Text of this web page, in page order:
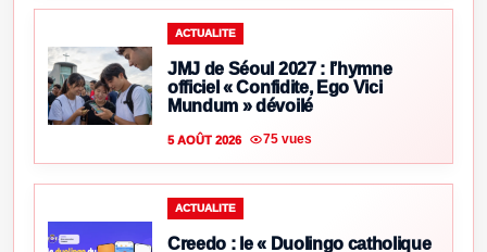
ACTUALITE
JMJ de Séoul 2027 : l’hymne
officiel « Confidite, Ego Vici
Mundum » dévoilé
5 AOÛT 2026 75 vues
ACTUALITE
Creedo : le « Duolingo catholique